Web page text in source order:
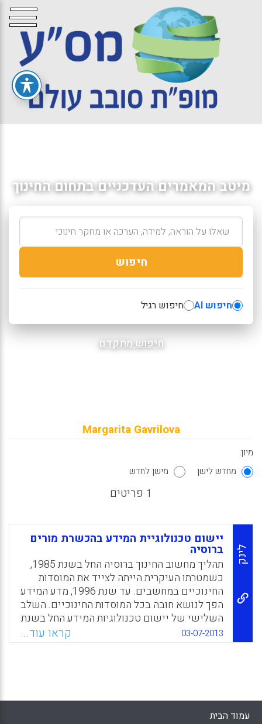
מיטב המאמרים העדכניים בתחום החינוך
חיפוש
חיפוש AI חיפוש רגיל
חיפוש מתקדם
Margarita Gavrilova
מיון:
מחדש לישן
מישן לחדש
1 פריטים
לינק
יישום טכנולוגיית המידע בהכשרת מורים
ברוסיה
תהליך מחשוב החינוך ברוסיה החל בשנת 1985,
כשמטרתו העיקרית הייתה לצייד את המוסדות
החינוכיים במחשבים. עד שנת 1996, מדע המידע
הפך לנושא חובה בכל המוסדות החינוכיים. השלב
השלישי של יישום טכנולוגיות המידע החל בשנת
2005. מטרתו העיקרית היא יישום טכנולוגיות
טלקומוניקציה ומולטימדיה בכל הספרות של
03-07-2013 קראו עוד...
עמוד הבית